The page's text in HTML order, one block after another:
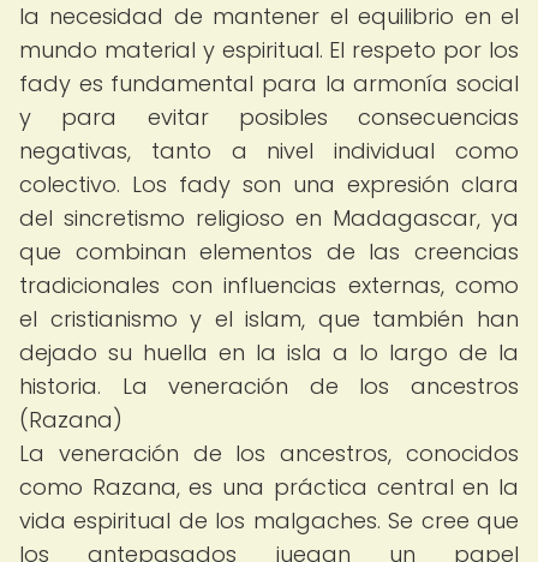
la necesidad de mantener el equilibrio en el
mundo material y espiritual. El respeto por los
fady es fundamental para la armonía social
y para evitar posibles consecuencias
negativas, tanto a nivel individual como
colectivo. Los fady son una expresión clara
del sincretismo religioso en Madagascar, ya
que combinan elementos de las creencias
tradicionales con influencias externas, como
el cristianismo y el islam, que también han
dejado su huella en la isla a lo largo de la
historia. La veneración de los ancestros
(Razana)
La veneración de los ancestros, conocidos
como Razana, es una práctica central en la
vida espiritual de los malgaches. Se cree que
los antepasados juegan un papel